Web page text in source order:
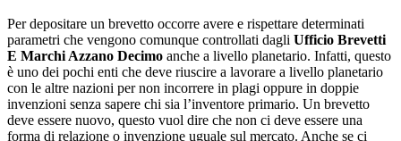
Per depositare un brevetto occorre avere e rispettare determinati
parametri che vengono comunque controllati dagli Ufficio Brevetti
E Marchi Azzano Decimo anche a livello planetario. Infatti, questo
è uno dei pochi enti che deve riuscire a lavorare a livello planetario
con le altre nazioni per non incorrere in plagi oppure in doppie
invenzioni senza sapere chi sia l’inventore primario. Un brevetto
deve essere nuovo, questo vuol dire che non ci deve essere una
forma di relazione o invenzione uguale sul mercato. Anche se ci